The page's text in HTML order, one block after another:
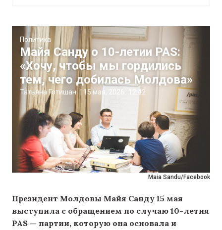
Maia Sandu/Facebook
Политика
Майя Санду о 10-летии PAS:
«Хочу, чтобы мы гордились
тем, чего добилась Молдова»
Татьяна Готишан 15 мая, 2026 12:42
Президент Молдовы Майя Санду 15 мая
выступила с обращением по случаю 10-летия
PAS — партии, которую она основала и